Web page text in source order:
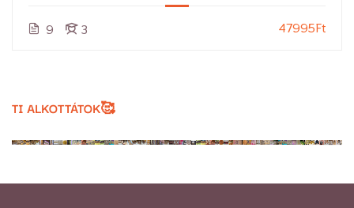
9 3 47995Ft
TI ALKOTTÁTOK🥰